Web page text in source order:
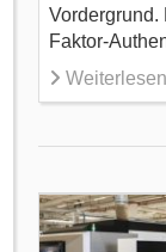
Vordergrund.
Faktor-
Weiterlesen